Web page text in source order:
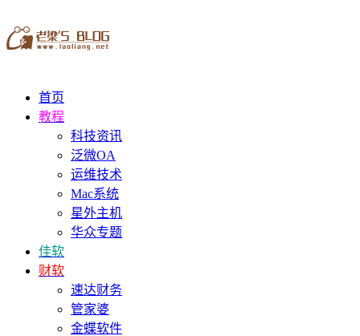
首页
教程
科技资讯
泛微OA
运维技术
Mac系统
星外主机
华众专题
佳软
财软
速达财务
管家婆
金蝶软件